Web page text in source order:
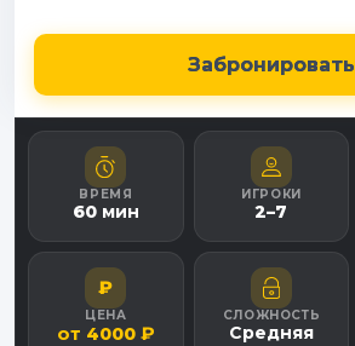
Забронировать
ВРЕМЯ
60мин
ИГРОКИ
2–7
₽
ЦЕНА
от 4000₽
СЛОЖНОСТЬ
Средняя